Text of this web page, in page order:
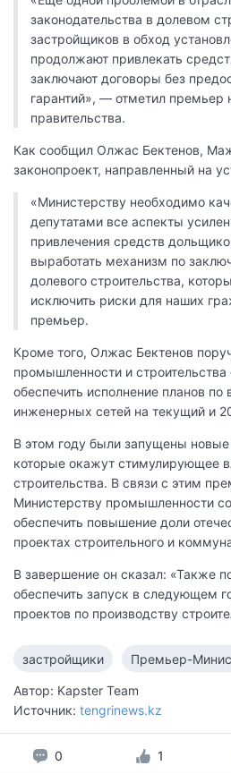
законодательства в долевом
застройщиков в обход
продолжают привлекать
заключают договоры без
гарантий», — отметил премьер
правительства.
Как сообщил Олжас Бектенов,
законопроект, направленный на
«Министерству необходимо
депутатами все аспекты
привлечения средств
выработать механизм по
долевого строительства,
исключить риски для наших
премьер.
Кроме того, Олжас Бектенов
промышленности и
обеспечить исполнение планов
инженерных сетей на текущий и
В этом году были запущены
которые окажут стимулирующее
строительства. В связи с этим
Министерству промышленности
обеспечить повышение доли
проектах строительного и
В завершение он сказал: «Также
обеспечить запуск в следующем
проектов по производству
застройщики Премьер-
Автор: Kapster Team
Источник: tengrinews.kz
0 1